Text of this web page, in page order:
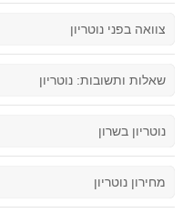
צוואה בפני נוטריון
שאלות ותשובות: נוטריון
נוטריון בשרון
מחירון נוטריון